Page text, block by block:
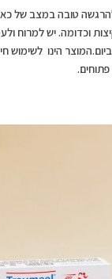
טובה במצב של
וכדומה. יש למרוח
3 פעמים ביום.המוצר הינו